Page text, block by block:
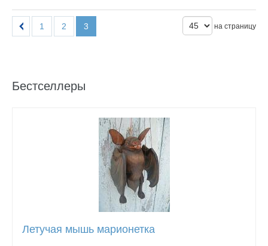
1 2 3 на страницу
Бестселлеры
Летучая мышь марионетка